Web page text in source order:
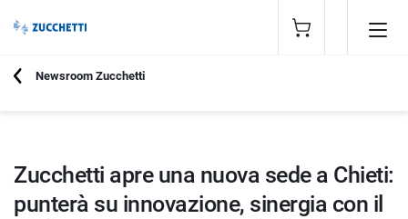
Newsroom Zucchetti
03 APRILE 2025
Zucchetti apre una nuova sede a Chieti:
punterà su innovazione, sinergia con il